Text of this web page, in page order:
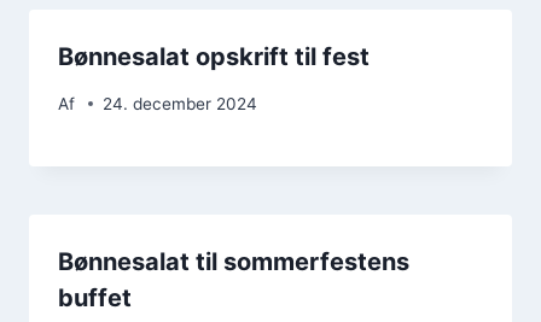
Bønnesalat opskrift til fest
Af 24. december 2024
Bønnesalat til sommerfestens
buffet